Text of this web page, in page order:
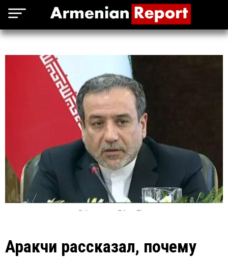
Аракчи рассказал, почему